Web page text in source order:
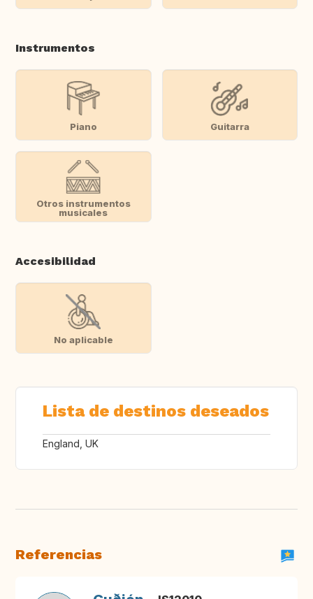
Instrumentos
Piano Guitarra
Otros instrumentos
musicales
Accesibilidad
No aplicable
Lista de destinos deseados
England, UK
Referencias